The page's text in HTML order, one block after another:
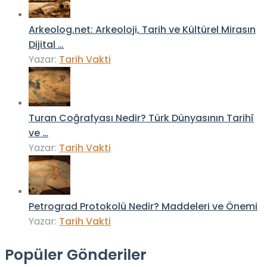
Arkeolog.net: Arkeoloji, Tarih ve Kültürel Mirasın
Dijital …
Yazar: Tarih Vakti
Turan Coğrafyası Nedir? Türk Dünyasının Tarihî
ve …
Yazar: Tarih Vakti
Petrograd Protokolü Nedir? Maddeleri ve Önemi
Yazar: Tarih Vakti
Popüler Gönderiler